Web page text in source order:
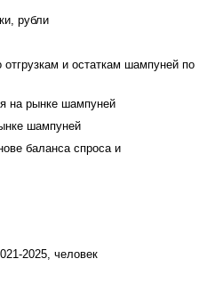
рубли
и остаткам шампуней по
на рынке шампуней
шампуней
баланса спроса и
2025, человек